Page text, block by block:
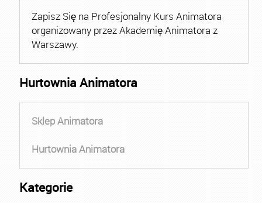
Zapisz Się na Profesjonalny Kurs Animatora
organizowany przez Akademię Animatora z
Warszawy.
Hurtownia Animatora
Sklep Animatora
Hurtownia Animatora
Kategorie